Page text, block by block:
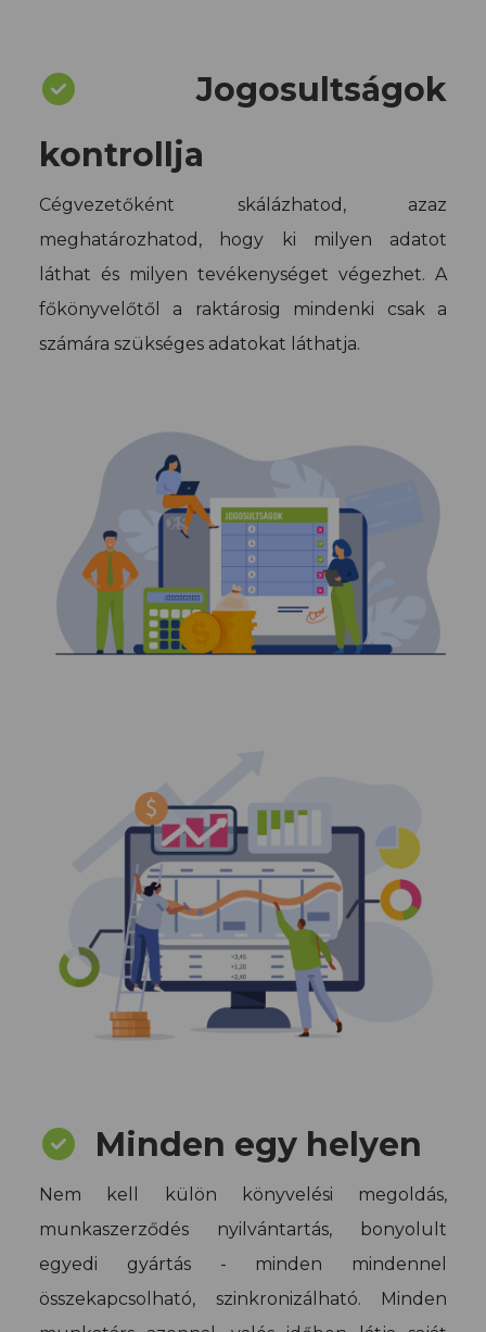
Jogosultságok
kontrollja
Cégvezetőként skálázhatod, azaz
meghatározhatod, hogy ki milyen adatot
láthat és milyen tevékenységet végezhet. A
főkönyvelőtől a raktárosig mindenki csak a
számára szükséges adatokat láthatja.
Minden egy helyen
Nem kell külön könyvelési megoldás,
munkaszerződés nyilvántartás, bonyolult
egyedi gyártás - minden mindennel
összekapcsolható, szinkronizálható. Minden